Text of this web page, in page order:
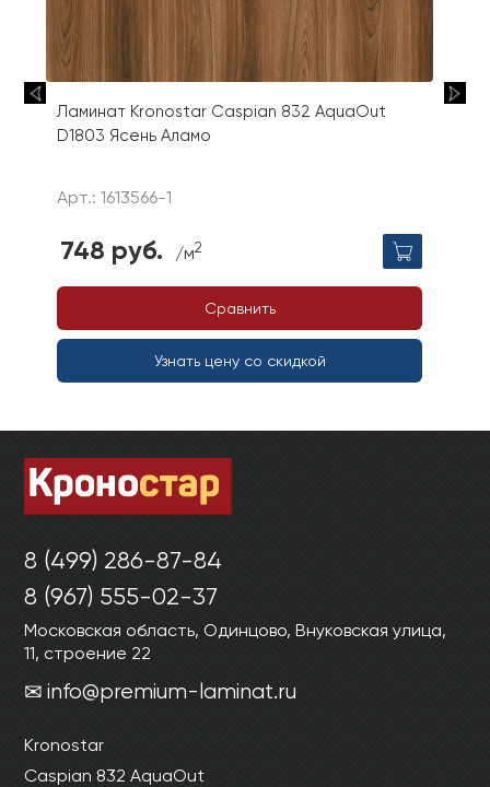
Ламинат Kronostar Caspian 832 AquaOut
D1803 Ясень Аламо
Арт.: 1613566-1
748 руб. /м2
Сравнить
Узнать цену со скидкой
8 (499) 286-87-84
8 (967) 555-02-37
Московская область, Одинцово, Внуковская улица,
11, строение 22
info@premium-laminat.ru
Kronostar
Caspian 832 AquaOut